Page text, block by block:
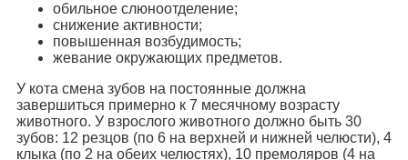
обильное слюноотделение;
снижение активности;
повышенная возбудимость;
жевание окружающих предметов.
У кота смена зубов на постоянные должна
завершиться примерно к 7 месячному возрасту
животного. У взрослого животного должно быть 30
зубов: 12 резцов (по 6 на верхней и нижней челюсти), 4
клыка (по 2 на обеих челюстях), 10 премоляров (4 на